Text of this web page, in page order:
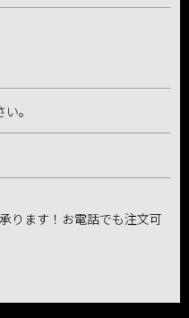
。
ります！お電話でも注文可